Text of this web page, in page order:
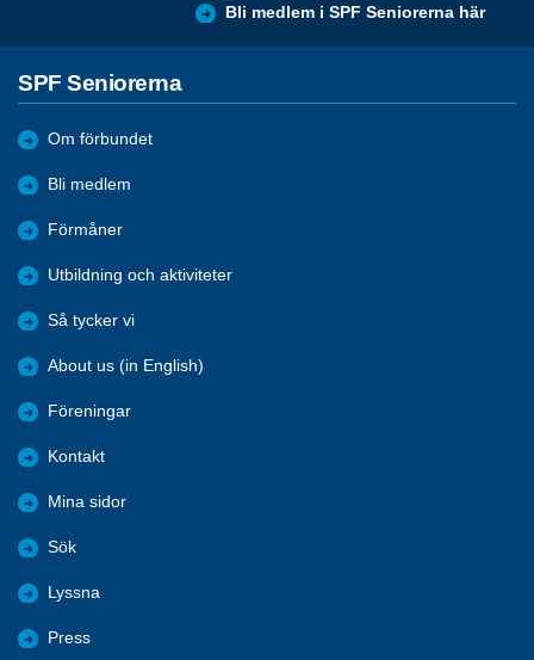
Bli medlem i SPF Seniorerna här
SPF Seniorerna
Om förbundet
Bli medlem
Förmåner
Utbildning och aktiviteter
Så tycker vi
About us (in English)
Föreningar
Kontakt
Mina sidor
Sök
Lyssna
Press